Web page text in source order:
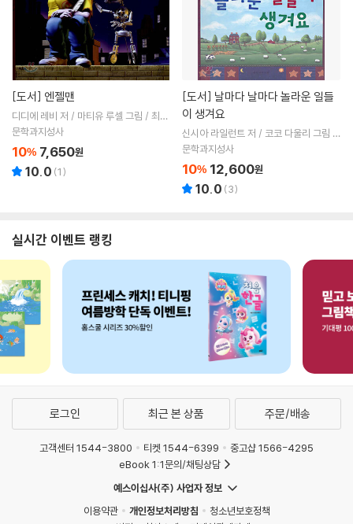
[도서] 엔젤맨
디디에 레비 저 / 마티유 루셀 그림 / 최윤
정 역
문학과지성사
10% 7,650원
10.0 (1)
[도서]
이 생겨요
신시아 라일런트 저 / 코코 다울리 그림 /
이경혜 역
문학과지성사
10% 12,600원
10.0 (3)
실시간 이벤트 랭킹
로그인 최근 본 상품 주문/배송
고객센터 1544-3800 티켓 1544-6399
중고샵 1566-4295
eBook 1:1문의/채팅상담
예스이십사(주) 사업자 정보
이용약관
개인정보처리방침
청소년보호정책